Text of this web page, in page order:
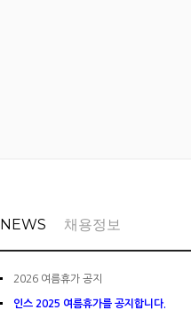
NEWS 채용정보
2026 여름휴가 공지
인스 2025 여름휴가를 공지합니다.